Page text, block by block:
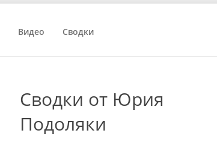
Видео Сводки
Сводки от Юрия
Подоляки